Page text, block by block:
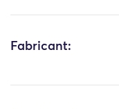
Fabricant: